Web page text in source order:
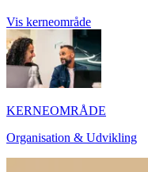
Vis kerneområde
KERNEOMRÅDE
Organisation & Udvikling